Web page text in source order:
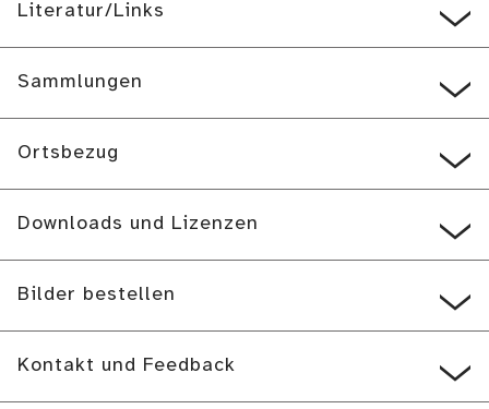
Literatur/Links
Sammlungen
Ortsbezug
Downloads und Lizenzen
Bilder bestellen
Kontakt und Feedback